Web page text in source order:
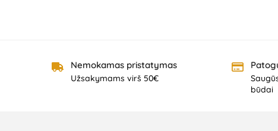
Nemokamas pristatymas
Užsakymams virš 50€
būdai